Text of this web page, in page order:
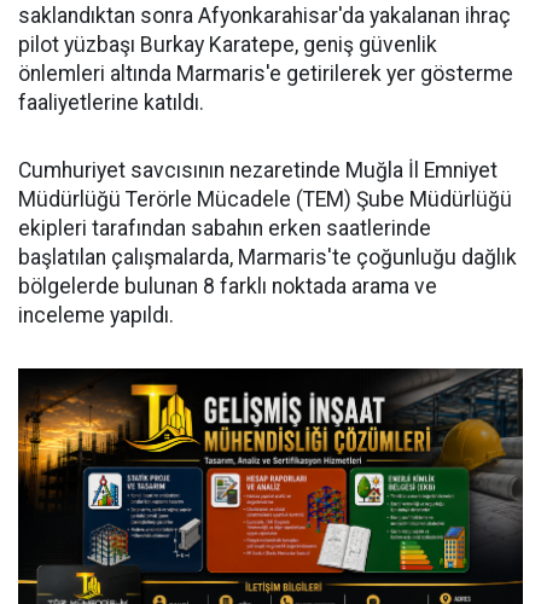
saklandıktan sonra Afyonkarahisar'da yakalanan ihraç
pilot yüzbaşı Burkay Karatepe, geniş güvenlik
önlemleri altında Marmaris'e getirilerek yer gösterme
faaliyetlerine katıldı.
Cumhuriyet savcısının nezaretinde Muğla İl Emniyet
Müdürlüğü Terörle Mücadele (TEM) Şube Müdürlüğü
ekipleri tarafından sabahın erken saatlerinde
başlatılan çalışmalarda, Marmaris'te çoğunluğu dağlık
bölgelerde bulunan 8 farklı noktada arama ve
inceleme yapıldı.